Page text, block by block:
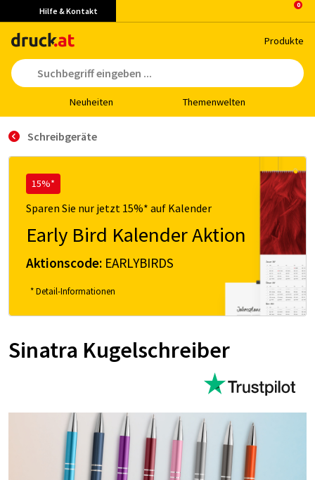
Hilfe & Kontakt
Pro­duk­te
Neu­hei­ten The­men­wel­ten
Schreibgeräte
15%*
Sparen Sie nur jetzt 15%* auf Kalender
Early Bird Kalender Aktion
Aktionscode: EARLYBIRDS
* Detail-Informationen
Sinatra Kugelschreiber